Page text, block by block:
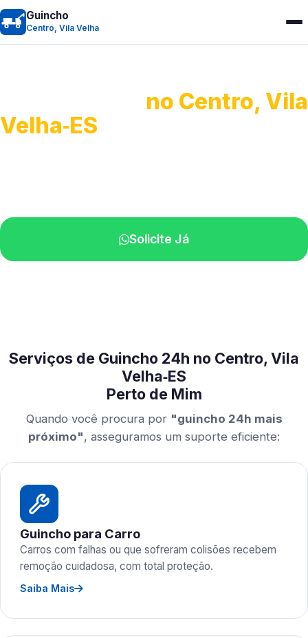
Guincho
Centro, Vila Velha
no Centro, Vila
Velha‑ES
Solicite Já
Serviços de Guincho 24h no Centro, Vila
Velha‑ES
Perto de Mim
Quando você procura por "guincho 24h mais
próximo", asseguramos um suporte eficiente:
Guincho para Carro
Carros com falhas ou que sofreram colisões recebem
remoção cuidadosa, com total proteção.
Saiba Mais